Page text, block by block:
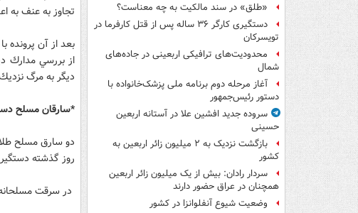
«طلق» در سند مالکیت به چه معناست؟
دستگیری کارگر ۳۶ ساله پس از قتل کارفرما در
تویسرکان
محدودیت‌های ترافیکی اربعینی در جاده‌های
شمال‌
آغاز مرحله دوم برنامه ملی پزشک‌خانواده با
دستور رئیس‌جمهور
سروده جدید افشین علا در آستانه اربعین
حسینی
بازگشت نزدیک به ۲ میلیون زائر اربعین به
کشور
سردار رادان: بیش از یک میلیون زائر اربعین
همچنان در عراق حضور دارند
وضعیت شیوع آنفلوانزا در کشور
تجاوز به عنف به
بعد از آن پرونده
از بررسي مدارك
ديگر به مرگ
*سارقان مسلح
روز گذشته
در سرقت مسلحانه